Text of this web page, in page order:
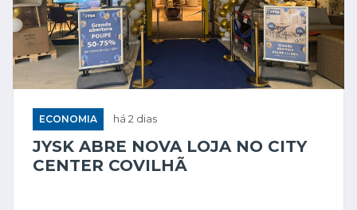
ECONOMIA há 2 dias
JYSK ABRE NOVA LOJA NO CITY
CENTER COVILHÃ